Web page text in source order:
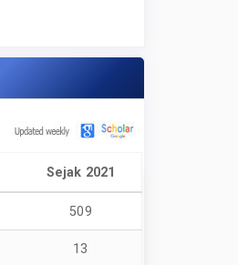
Sejak 2021
509
13